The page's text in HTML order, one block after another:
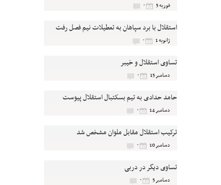
فوریه 5 ۰
استقلال با برد سپاهان به تعطیلات نیم فصل رفت
ژانویه 1 ۰
تساوی استقلال و خیبر
دسامبر 15 ۰
حامد حدادی به تیم بسکتبال استقلال پیوست
دسامبر 14 ۰
ترکیب استقلال مقابل ملوان مشخص شد
دسامبر 10 ۰
تساوی دیگر در دربی
دسامبر 5 ۰